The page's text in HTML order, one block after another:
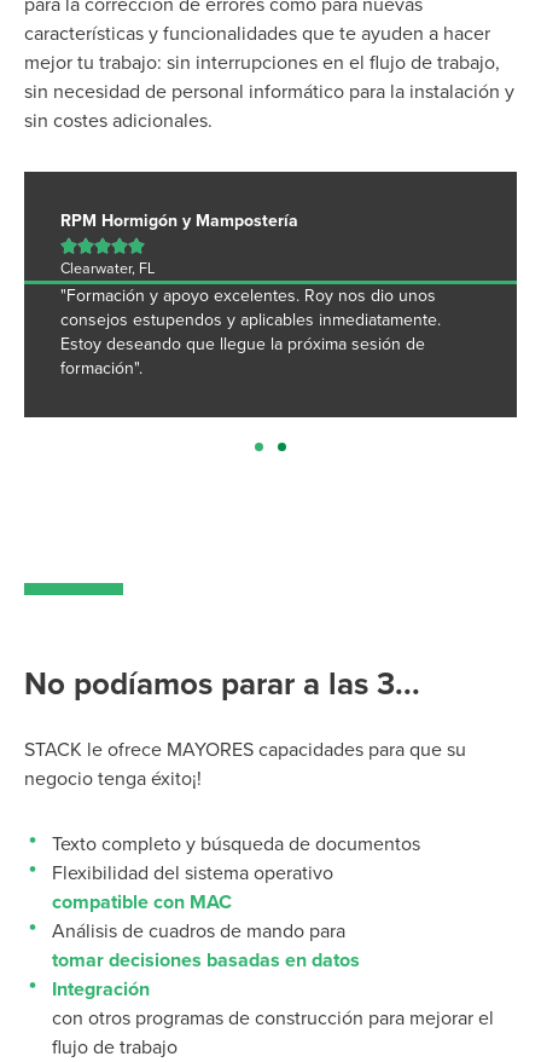
para la corrección de errores como para nuevas
características y funcionalidades que te ayuden a hacer
mejor tu trabajo: sin interrupciones en el flujo de trabajo,
sin necesidad de personal informático para la instalación y
sin costes adicionales.
RPM Hormigón y Mampostería

Clearwater, FL
"Formación y apoyo excelentes. Roy nos dio unos
consejos estupendos y aplicables inmediatamente.
Estoy deseando que llegue la próxima sesión de
formación".
No podíamos parar a las 3...
STACK le ofrece MAYORES capacidades para que su
negocio tenga éxito¡!
Texto completo y búsqueda de documentos
Flexibilidad del sistema operativo
compatible con MAC
Análisis de cuadros de mando para
tomar decisiones basadas en datos
Integración
con otros programas de construcción para mejorar el
flujo de trabajo